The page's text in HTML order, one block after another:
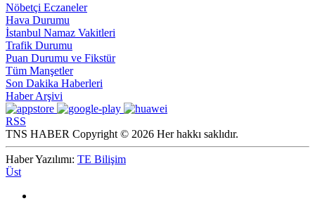
Nöbetçi Eczaneler
Hava Durumu
İstanbul Namaz Vakitleri
Trafik Durumu
Puan Durumu ve Fikstür
Tüm Manşetler
Son Dakika Haberleri
Haber Arşivi
RSS
TNS HABER Copyright © 2026 Her hakkı saklıdır.
Haber Yazılımı: TE Bilişim
Üst